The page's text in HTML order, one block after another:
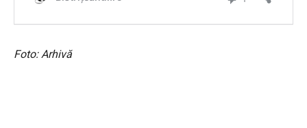
Foto: Arhivă